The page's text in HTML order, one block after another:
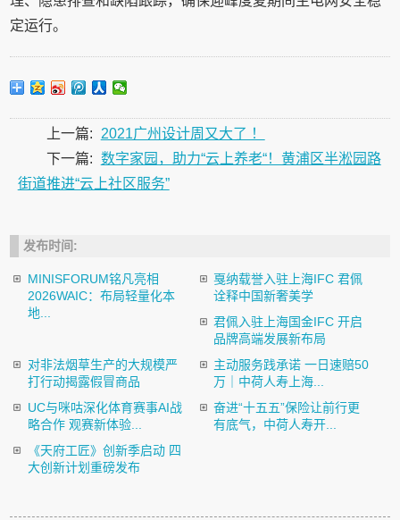
定运行。
上一篇:
2021广州设计周又大了 ！
下一篇: 数字家园，助力“云上养老“！黄浦区半淞园路
街道推进“云上社区服务”
发布时间:
MINISFORUM铭凡亮相
2026WAIC：布局轻量化本
地...
戛纳载誉入驻上海IFC 君佩
诠释中国新奢美学
君佩入驻上海国金IFC 开启
品牌高端发展新布局
对非法烟草生产的大规模严
打行动揭露假冒商品
主动服务践承诺 一日速赔50
万｜中荷人寿上海...
UC与咪咕深化体育赛事AI战
略合作 观赛新体验...
奋进“十五五”保险让前行更
有底气，中荷人寿开...
《天府工匠》创新季启动 四
大创新计划重磅发布